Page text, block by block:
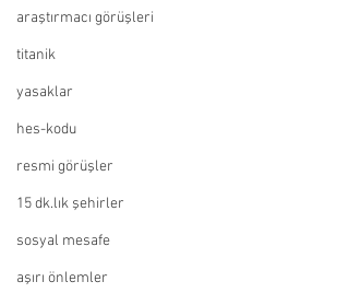
araştırmacı görüşleri
titanik
yasaklar
hes-kodu
resmi görüşler
15 dk.lık şehirler
sosyal mesafe
aşırı önlemler